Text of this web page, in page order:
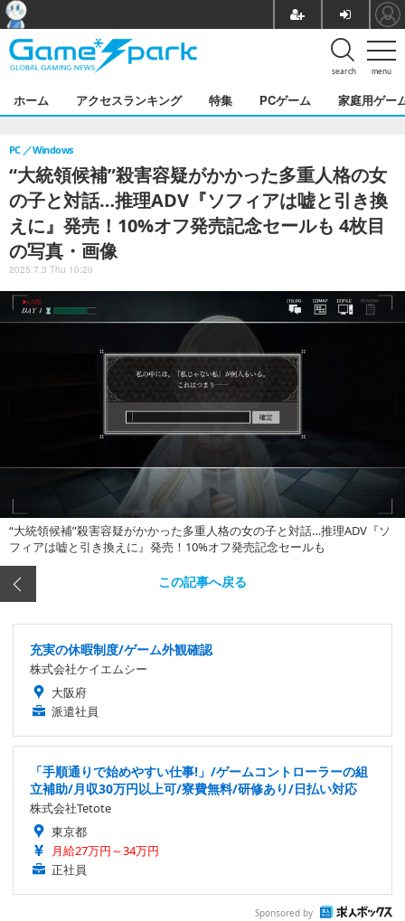
menu
search
ホーム アクセスランキング 特集 PCゲーム 家庭用ゲー
“大統領候補”殺害容疑がかかった多重人格の女
の子と対話…推理ADV『ソフィアは嘘と引き換
えに』発売！10%オフ発売記念セールも 4枚目
の写真・画像
PC Windows
2025.7.3 Thu 10:20
“大統領候補”殺害容疑がかかった多重人格の女の子と対話…推理ADV『ソ
フィアは嘘と引き換えに』発売！10%オフ発売記念セールも
この記事へ戻る
充実の休暇制度/ゲーム外観確認
株式会社ケイエムシー
大阪府
派遣社員
「手順通りで始めやすい仕事!」/ゲームコントローラーの組
立補助/月収30万円以上可/寮費無料/研修あり/日払い対応
株式会社Tetote
東京都
月給27万円～34万円
正社員
Sponsored by